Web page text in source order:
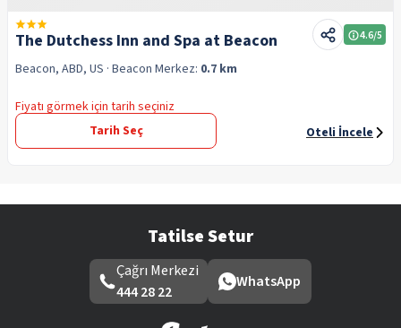
The Dutchess Inn and Spa at Beacon 4.6/5
Beacon, ABD, US · Beacon Merkez: 0.7 km
Fiyatı görmek için tarih seçiniz
Tarih Seç
Oteli İncele
Tatilse Setur
Çağrı Merkezi
444 28 22
WhatsApp